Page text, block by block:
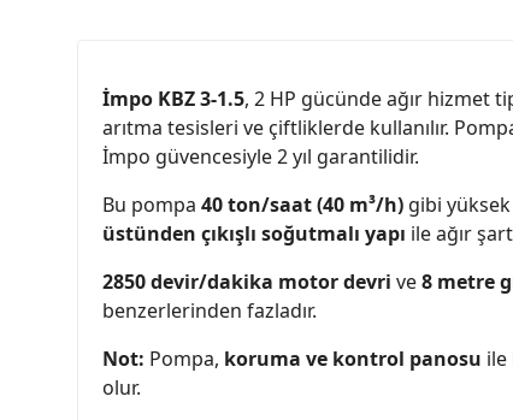
İmpo KBZ 3-1.5, 2 HP gücünde ağır hizmet
arıtma tesisleri ve çiftliklerde kullanılır.
İmpo güvencesiyle 2 yıl garantilidir.
Bu pompa 40 ton/saat (40 m³/h) gibi
üstünden çıkışlı soğutmalı yapı ile ağır
2850 devir/dakika motor devri ve8 metre
benzerlerinden fazladır.
Not: Pompa, koruma ve kontrol panosu ile
olur.